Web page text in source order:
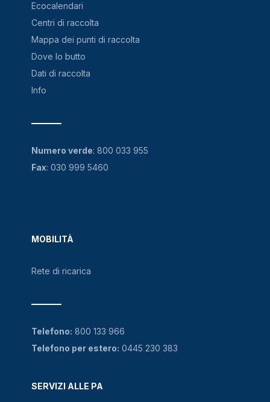
Ecocalendari
Centri di raccolta
Mappa dei punti di raccolta
Dove lo butto
Dati di raccolta
Info
MOBILITÀ
Rete di ricarica
SERVIZI ALLE PA
Numero verde: 800 033 955
Fax: 030 999 5460
Telefono: 800 133 966
Telefono per estero: 0445 230 383